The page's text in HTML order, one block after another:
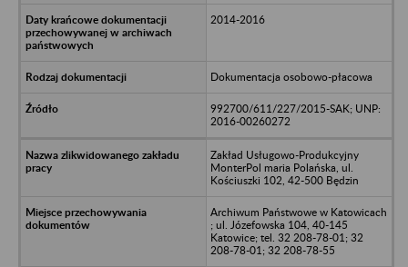
2014-2016
Dokumentacja osobowo-płacowa
992700/611/227/2015-SAK; UNP:
2016-00260272
Zakład Usługowo-Produkcyjny
MonterPol maria Polańska, ul.
Kościuszki 102, 42-500 Będzin
Archiwum Państwowe w Katowicach
; ul. Józefowska 104, 40-145
Katowice; tel. 32 208-78-01; 32
208-78-01; 32 208-78-55